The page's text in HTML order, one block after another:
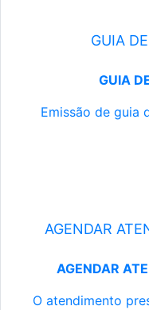
GUIA
GUIA
Emissão de guia
AGENDAR
AGENDAR
O atendimento